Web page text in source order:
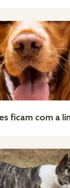
ficam com a